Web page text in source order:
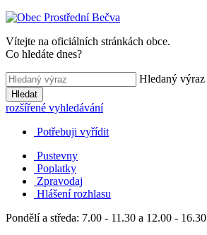
Vítejte na oficiálních stránkách obce.
Co hledáte dnes?
Hledaný výraz
Hledat
rozšířené vyhledávání
Potřebuji vyřídit
Pustevny
Poplatky
Zpravodaj
Hlášení rozhlasu
Pondělí a středa: 7.00 - 11.30 a 12.00 - 16.30